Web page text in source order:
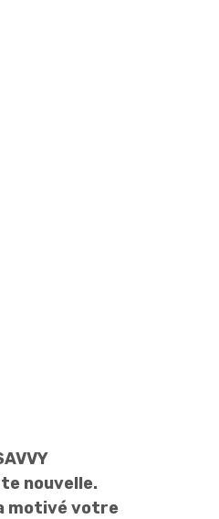
nouvelle.
motivé votre